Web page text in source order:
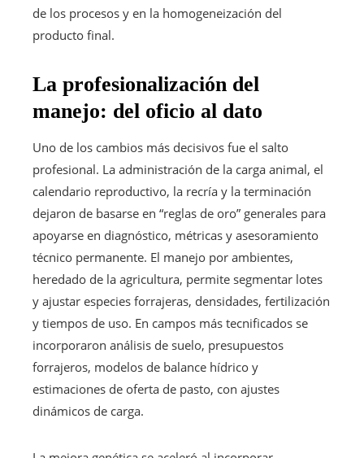
de los procesos y en la homogeneización del
producto final.
La profesionalización del
manejo: del oficio al dato
Uno de los cambios más decisivos fue el salto
profesional. La administración de la carga animal, el
calendario reproductivo, la recría y la terminación
dejaron de basarse en “reglas de oro” generales para
apoyarse en diagnóstico, métricas y asesoramiento
técnico permanente. El manejo por ambientes,
heredado de la agricultura, permite segmentar lotes
y ajustar especies forrajeras, densidades, fertilización
y tiempos de uso. En campos más tecnificados se
incorporaron análisis de suelo, presupuestos
forrajeros, modelos de balance hídrico y
estimaciones de oferta de pasto, con ajustes
dinámicos de carga.